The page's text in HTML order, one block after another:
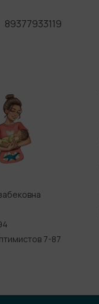
89377933119
7-87